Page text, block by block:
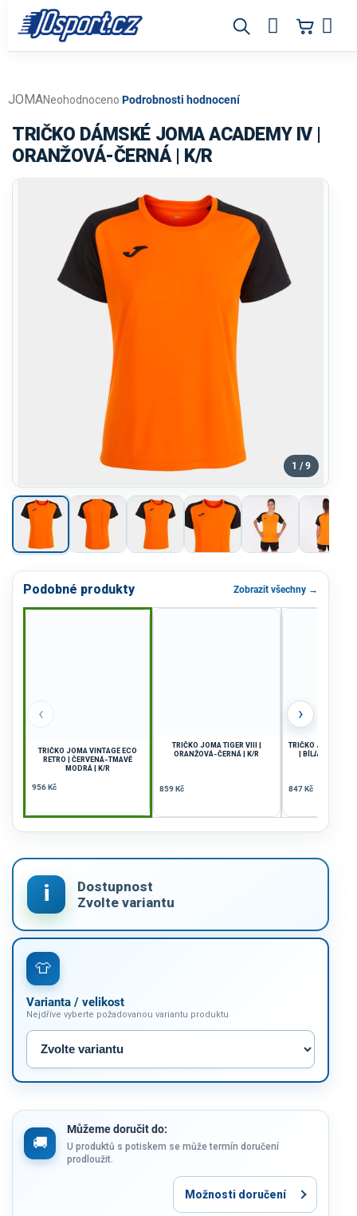
obsah
Průměrné
produktu
je
0,0
Neohodnoceno Podrobnosti hodnocení
JOMA
TRIČKO DÁMSKÉ JOMA ACADEMY IV |
ORANŽOVÁ-ČERNÁ | K/R
1 / 9
Podobné produkty Zobrazit všechny →
‹
TRIČKO JOMA VINTAGE ECO
RETRO | ČERVENÁ-TMAVĚ
MODRÁ | K/R
956 Kč
TRIČKO JOMA TIGER VIII |
ORANŽOVÁ-ČERNÁ | K/R
859 Kč
TRIČKO JOMA
| BÍLÁ-TMAVĚ
847 Kč
›
Varianta / velikost
Nejdříve vyberte požadovanou variantu produktu
Můžeme doručit do:
U produktů s potiskem se může termín doručení
prodloužit.
Možnosti doručení